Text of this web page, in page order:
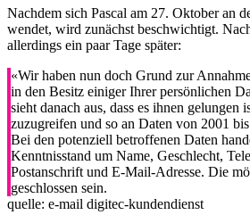
Nachdem sich Pascal am 27. Oktober an
wendet, wird zunächst beschwichtigt.
allerdings ein paar Tage später:
«Wir haben nun doch Grund zur
in den Besitz einiger Ihrer persönlichen
sieht danach aus, dass es ihnen gelungen
zuzugreifen und so an Daten von 2001
Bei den potenziell betroffenen Daten
Kenntnisstand um Name, Geschlecht,
Postanschrift und E-Mail-Adresse. Die
geschlossen sein.
quelle: e-mail digitec-kundendienst